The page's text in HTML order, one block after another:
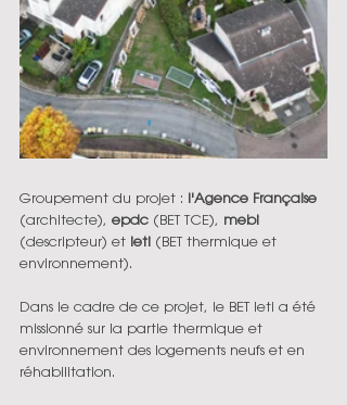
Groupement du projet : l'Agence Française
(architecte), epdc (BET TCE), mebi
(descripteur) et ieti (BET thermique et
environnement).
Dans le cadre de ce projet, le BET Ieti a été
missionné sur la partie thermique et
environnement des logements neufs et en
réhabilitation.